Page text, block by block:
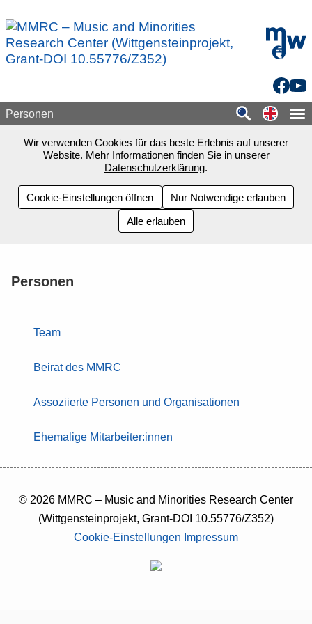
mdw -
Personen
Wir verwenden Cookies für das beste Erlebnis auf unserer
Website. Mehr Informationen finden Sie in unserer
Datenschutzerklärung.
Cookie-Einstellungen öffnen
Nur Notwendige erlauben
Alle erlauben
Personen
Team
Beirat des MMRC
Assoziierte Personen und Organisationen
Ehemalige Mitarbeiter:innen
© 2026 MMRC – Music and Minorities Research Center
(Wittgensteinprojekt, Grant-DOI 10.55776/Z352)
Cookie-Einstellungen Impressum